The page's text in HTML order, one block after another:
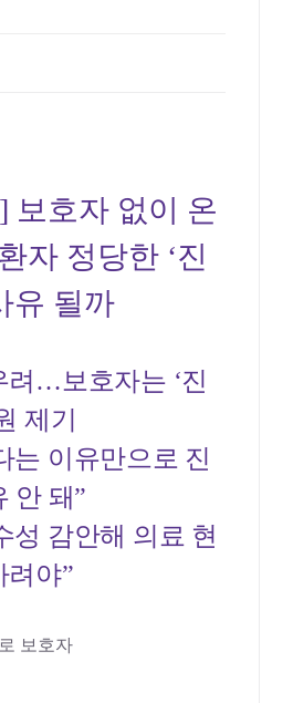
’ 사유 될까
의료
보호자 없이 온
자 정당한 ‘진
유 될까
려…보호자는 ‘진
제기
는 이유만으로 진
안 돼”
성 감안해 의료 현
려야”
보호자